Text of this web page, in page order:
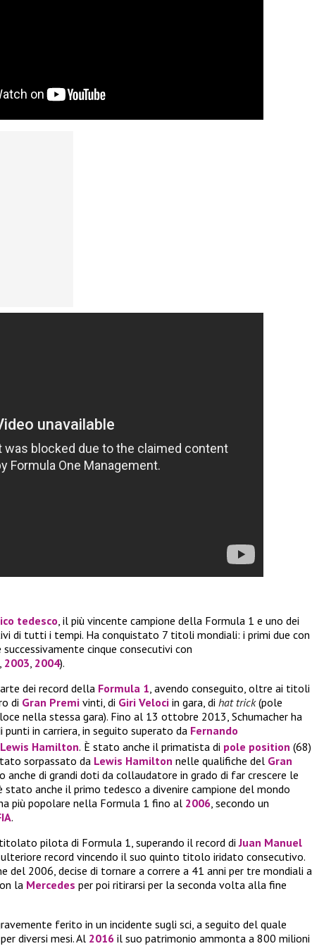
tedesco , il più vincente campione della Formula 1 e uno dei
di tutti i tempi. Ha conquistato 7 titoli mondiali: i primi due con
successivamente cinque consecutivi con
2003 2004).
dei record della Formula 1 , avendo conseguito, oltre ai titoli
di Gran Premi vinti, di Giri Veloci in gara, di hat trick(pole
nella stessa gara). Fino al 13 ottobre 2013, Schumacher ha
in carriera, in seguito superato da Fernando
Lewis Hamilton. È stato anche il primatista di pole position (68)
sorpassato da Lewis Hamilton nelle qualifiche del Gran
anche di grandi doti da collaudatore in grado di far crescere le
stato anche il primo tedesco a divenire campione del mondo
più popolare nella Formula 1 fino al 2006 , secondo un
.
pilota di Formula 1, superando il record diJuan Manuel
record vincendo il suo quinto titolo iridato consecutivo.
del 2006, decise di tornare a correre a 41 anni per tre mondiali a
la Mercedes per poi ritirarsi per la seconda volta alla fine
ferito in un incidente sugli sci, a seguito del quale
diversi mesi. Al 2016 il suo patrimonio ammonta a 800 milioni